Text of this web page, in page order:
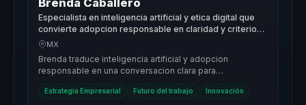
Brenda Caballero
Especialista en inteligencia artificial y etica digital que
convierte adopcion responsable en claridad y criterio
para empresas.
MX
Brenda traduce inteligencia artificial y adopcion
responsable en una conversacion clara para
Estrategia Empresarial Futuro del trabajo Innovación